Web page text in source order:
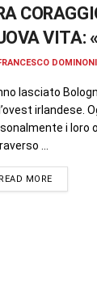
VITA:
DOMINONI
lasciato
irlandese.
i loro
...
READ MORE